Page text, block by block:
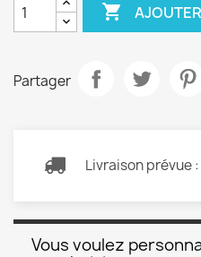

Partager
Livraison prévue :
Vous voulez